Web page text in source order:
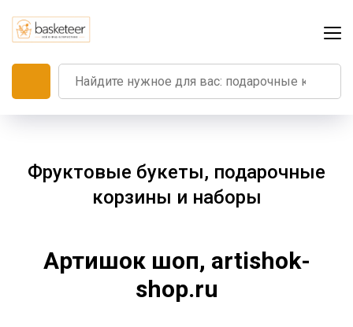
Фруктовые букеты, подарочные
корзины и наборы
Артишок шоп, artishok-
shop.ru